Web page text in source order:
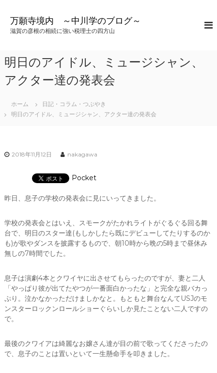
へ
ス
キ
万願寺境内 ～中川学のブログ～
滋賀の彦根の相続に強い税理士の四方山
明日のアイドル、ミュージシャン、
アクター達の発表会
ホーム
日記・コラム・つぶやき
明日のアイドル、ミュージシャン、アクター達の発表会
2018年11月12日 nakagawa
Pocket
昨日、息子の学校の発表会に見にいってきました。
学校の発表会とはいえ、スモークがたかれライトがぐるぐる回る舞
台で、明日のスター達(もしかしたら既にデビューしてたりするのか
も)が歌やダンスを披露するもので、朝10時から晩の5時まで昼休み
無しの7時間でした。
息子は演劇4本とクワイヤに出させてもらったのですが、妻と二人
「やっぱり彼が出てたやつが一番面白かったな」と完全な親バカっ
ぷり。泣かなかっただけましかなと。もともと舞台なんてUSJのモ
ンスターロックンロールショーぐらいしか見たことない二人ですの
で。
最後のクワイアは綺麗なお嬢さん達が目の前で歌ってくださったの
で、息子のことは置いといて一生懸命手を叩きました。